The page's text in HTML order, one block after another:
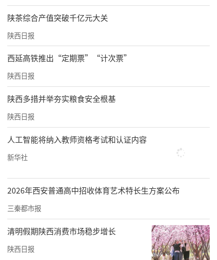
陕茶综合产值突破千亿元大关
陕西日报
西延高铁推出“定期票”“计次票”
陕西日报
陕西多措并举夯实粮食安全根基
陕西日报
人工智能将纳入教师资格考试和认证内容
新华社
2026年西安普通高中招收体育艺术特长生方案公布
三秦都市报
清明假期陕西消费市场稳步增长
陕西日报